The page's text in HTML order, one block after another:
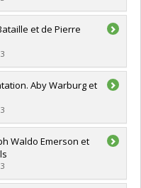
et de Pierre
Aby Warburg et
Waldo Emerson et